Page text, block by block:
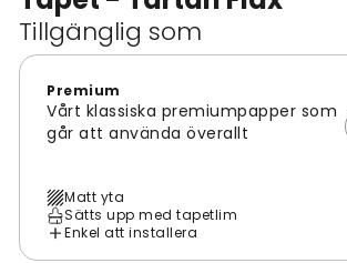
Tillgänglig som
Premium
Vårt klassiska premiumpapper som
går att använda överallt
Matt yta
Sätts upp med tapetlim
Enkel att installera